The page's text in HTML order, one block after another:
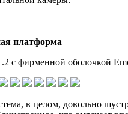
платформа
с фирменной оболочкой
в целом, довольно